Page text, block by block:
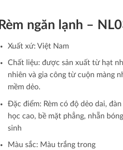
Rèm ngăn lạnh –
Xuất xứ: Việt Nam
Chất liệu: được sản xuất từ hạt
nhiên và gia công từ cuộn màng
mềm dẻo.
Đặc điểm: Rèm có độ dẻo dai,
học cao, bề mặt phẳng, nhẵn
sinh
Màu sắc: Màu trắng trong